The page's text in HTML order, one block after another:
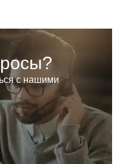
с нашими
8 800 200 75 96